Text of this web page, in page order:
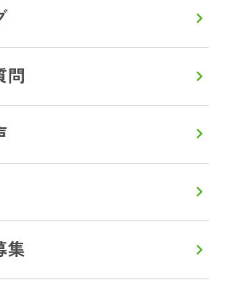
問
集
額 買取金額
金額68,000円